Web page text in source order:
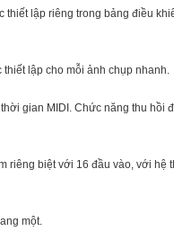
lập riêng trong bảng điều
lập cho mỗi ảnh chụp nhanh.
gian MIDI. Chức năng thu hồi
riêng biệt với 16 đầu vào, với hệ
một.